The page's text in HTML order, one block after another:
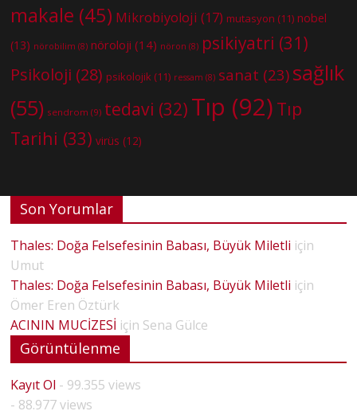
makale (45) Mikrobiyoloji (17) mutasyon (11) nobel
(13) nörobilim (8) nöroloji (14) nöron (8) psikiyatri (31)
Psikoloji (28) psikolojik (11) ressam (8) sanat (23) sağlık
(55) sendrom (9) tedavi (32) Tıp (92) Tıp
Tarihi (33) virüs (12)
Son Yorumlar
Thales: Doğa Felsefesinin Babası, Büyük Miletli için
Umut
Thales: Doğa Felsefesinin Babası, Büyük Miletli için
Ömer Eren Öztürk
ACININ MUCİZESİ için Sena Gülce
Görüntülenme
Kayıt Ol - 99.355 views
- 88.977 views